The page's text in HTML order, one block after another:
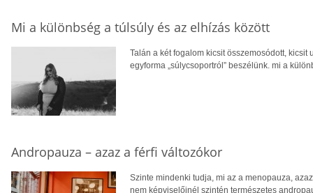
Mi a különbség a túlsúly és az elhízás között
Talán a két fogalom kicsit összemosódott,
egyforma „súlycsoportról” beszélünk. mi a
Andropauza – azaz a férfi változókor
Szinte mindenki tudja, mi az a menopauza,
nem képviselőinél szintén természetes